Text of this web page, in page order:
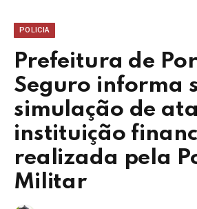
POLICIA
Prefeitura de
Seguro informa
simulação de
instituição
realizada pela
Militar